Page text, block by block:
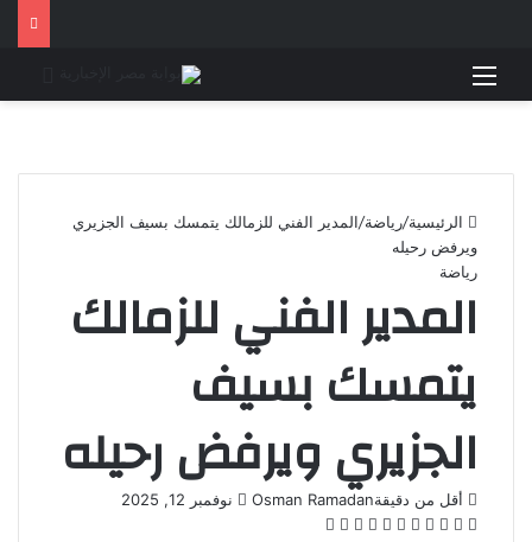
القائمة
الرئيسية/رياضة/المدير الفني للزمالك يتمسك بسيف الجزيري
ويرفض رحيله
رياضة
المدير الفني للزمالك
يتمسك بسيف
الجزيري ويرفض رحيله
Osman Ramadan
أرسل
نوفمبر 12, 2025
أقل من دقيقة
فيسبوك
‫X لينكدإنبينتيريست
‫Pocket
واتساب
تيلقرام
ڤايبر